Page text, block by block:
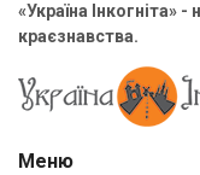
«Україна Інкогніта»
краєзнавства.
Меню